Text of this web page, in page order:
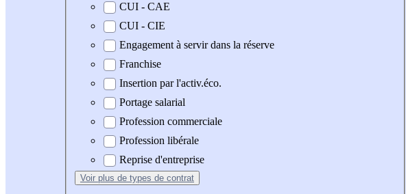
CUI - CAE
CUI - CIE
Engagement à servir dans la réserve
Franchise
Insertion par l'activ.éco.
Portage salarial
Profession commerciale
Profession libérale
Reprise d'entreprise
Voir plus de types de contrat